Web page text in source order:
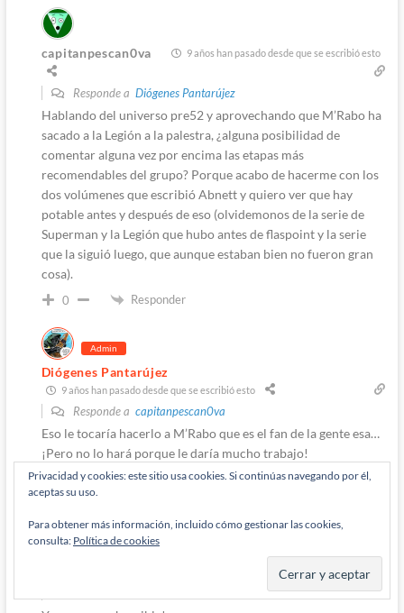
capitanpescan0va 9 años han pasado desde que se escribió esto
Responde a Diógenes Pantarújez
Hablando del universo pre52 y aprovechando que M’Rabo ha
sacado a la Legión a la palestra, ¿alguna posibilidad de
comentar alguna vez por encima las etapas más
recomendables del grupo? Porque acabo de hacerme con los
dos volúmenes que escribió Abnett y quiero ver que hay
potable antes y después de eso (olvidemonos de la serie de
Superman y la Legión que hubo antes de flaspoint y la serie
que la siguió luego, que aunque estaban bien no fueron gran
cosa).
0 Responder
Admin
Diógenes Pantarújez
9 años han pasado desde que se escribió esto
Responde a capitanpescan0va
Eso le tocaría hacerlo a M’Rabo que es el fan de la gente esa…
¡Pero no lo hará porque le daría mucho trabajo!
0 Responder
Autor
Privacidad y cookies: este sitio usa cookies. Si continúas navegando por él,
aceptas su uso.
Para obtener más información, incluido cómo gestionar las cookies,
consulta: Política de cookies